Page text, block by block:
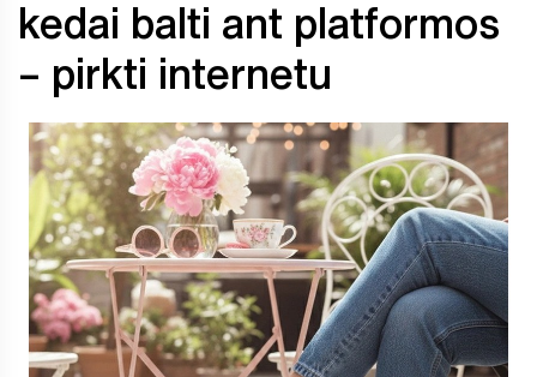
kedai balti ant platformos
– pirkti internetu